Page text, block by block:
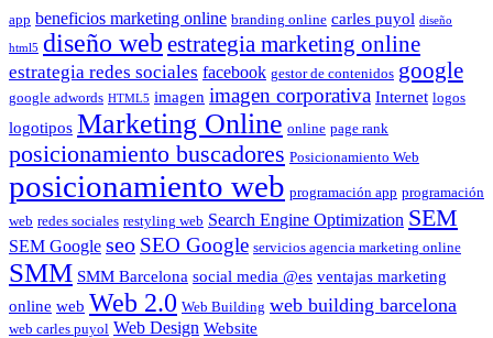
app beneficios marketing online branding online carles puyol diseño
html5 diseño web estrategia marketing online
estrategia redes sociales facebook gestor de contenidos google
google adwords HTML5 imagen imagen corporativa Internet logos
logotipos Marketing Online online page rank
posicionamiento buscadores Posicionamiento Web
posicionamiento web programación app programación
web redes sociales restyling web Search Engine Optimization SEM
SEM Google seo SEO Google servicios agencia marketing online
SMM SMM Barcelona social media @es ventajas marketing
online web Web 2.0 Web Building web building barcelona
web carles puyol Web Design Website